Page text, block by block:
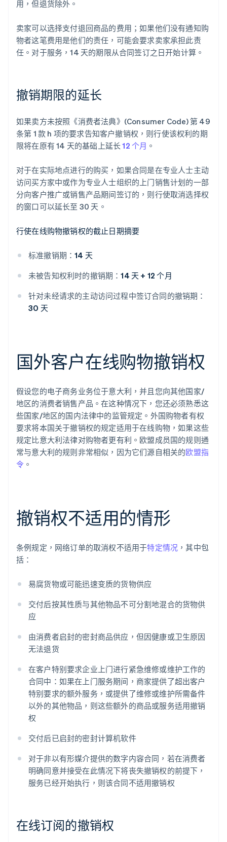
用，但退货除外。
卖家可以选择支付退回商品的费用；如果他们没有通知购
物者这笔费用是他们的责任，可能会要求卖家承担此责
任。对于服务，14 天的期限从合同签订之日开始计算。
撤销期限的延长
如果卖方未按照《消费者法典》(Consumer Code) 第 49
条第 1 款 h 项的要求告知客户撤销权，则行使该权利的期
限将在原有 14 天的基础上延长12 个月 。
对于在实际地点进行的购买，如果合同是在专业人士主动
访问买方家中或作为专业人士组织的上门销售计划的一部
分向客户推广或销售产品期间签订的，则行使取消选择权
的窗口可以延长至 30 天。
行使在线购物撤销权的截止日期摘要
标准撤销期：14 天
未被告知权利时的撤销期：14 天 + 12 个月
针对未经请求的主动访问过程中签订合同的撤销期：
30 天
国外客户在线购物撤销权
假设您的电子商务业务位于意大利，并且您向其他国家/
地区的消费者销售产品。在这种情况下，您还必须熟悉这
些国家/地区的国内法律中的监管规定。外国购物者有权
要求将本国关于撤销权的规定适用于在线购物，如果这些
规定比意大利法律对购物者更有利。欧盟成员国的规则通
常与意大利的规则非常相似，因为它们源自相关的欧盟指
令 。
撤销权不适用的情形
条例规定，网络订单的取消权不适用于特定情况 ，其中包
括：
易腐货物或可能迅速变质的货物供应
交付后按其性质与其他物品不可分割地混合的货物供
应
由消费者启封的密封商品供应，但因健康或卫生原因
无法退货
在客户特别要求企业上门进行紧急维修或维护工作的
合同中：如果在上门服务期间，商家提供了超出客户
特别要求的额外服务，或提供了维修或维护所需备件
以外的其他物品，则这些额外的商品或服务适用撤销
权
交付后已启封的密封计算机软件
对于非以有形媒介提供的数字内容合同，若在消费者
明确同意并接受在此情况下将丧失撤销权的前提下，
服务已经开始执行，则该合同不适用撤销权
在线订阅的撤销权